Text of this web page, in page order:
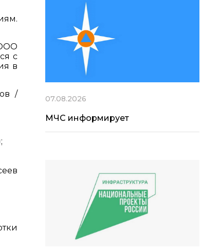
с
в
/
07.08.2026
МЧС информирует